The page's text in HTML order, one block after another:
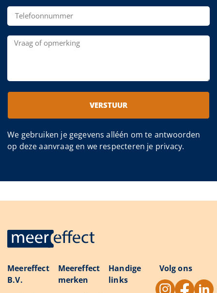
VERSTUUR
We gebruiken je gegevens alléén om te antwoorden
op deze aanvraag en we respecteren je privacy.
Meereffect
B.V.
Meereffect
merken
Handige
links
Volg ons